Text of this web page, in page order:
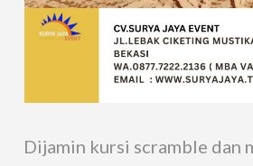
Dijamin kursi scramble dan